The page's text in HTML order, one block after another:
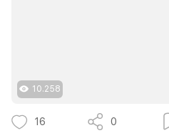
10.258
16 0